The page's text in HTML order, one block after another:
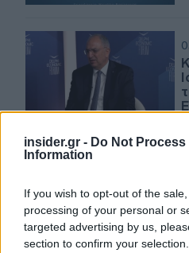
insider.gr - Do Not Process
Information
If you wish to opt-out of the
processing of your personal or
targeted advertising by us,
section to confirm your